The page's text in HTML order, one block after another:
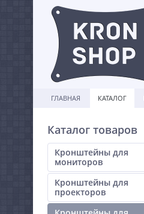
ГЛАВНАЯ КАТАЛОГ
Каталог товаров
Кронштейны для
мониторов
Кронштейны для
проекторов